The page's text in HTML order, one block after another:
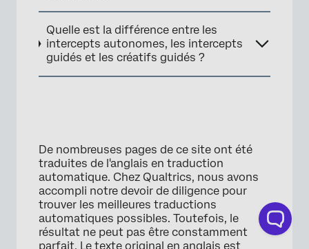
×
Quelle est la différence entre les
intercepts autonomes, les intercepts
guidés et les créatifs guidés ?
De nombreuses pages de ce site ont été
traduites de l'anglais en traduction
automatique. Chez Qualtrics, nous avons
accompli notre devoir de diligence pour
trouver les meilleures traductions
automatiques possibles. Toutefois, le
résultat ne peut pas être constamment
parfait. Le texte original en anglais est